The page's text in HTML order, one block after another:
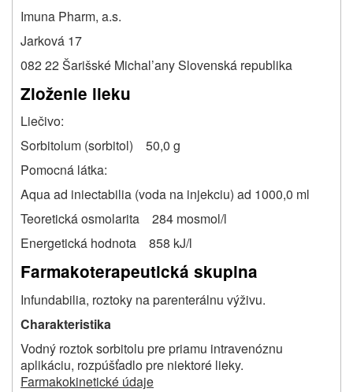
Imuna Pharm, a.s.
Jarková 17
082 22 Šarišské Michal’any Slovenská republika
Zloženie lieku
Liečivo:
Sorbitolum (sorbitol) 50,0 g
Pomocná látka:
Aqua ad iniectabilia (voda na injekciu) ad 1000,0 ml
Teoretická osmolarita 284 mosmol/l
Energetická hodnota 858 kJ/l
Farmakoterapeutická skupina
Infundabilia, roztoky na parenterálnu výživu.
Charakteristika
Vodný roztok sorbitolu pre priamu intravenóznu
aplikáciu, rozpúšťadlo pre niektoré lieky.
Farmakokinetické údaje